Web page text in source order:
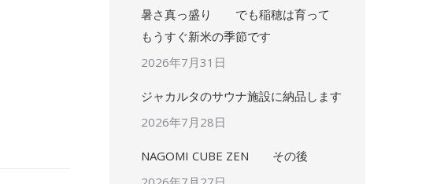
暑さ真っ盛り でも稲穂は育って
もうすぐ新米の季節です
2026年7月31日
ジャカルタのサウナ施設に納品します
2026年7月28日
NAGOMI CUBE ZEN その後